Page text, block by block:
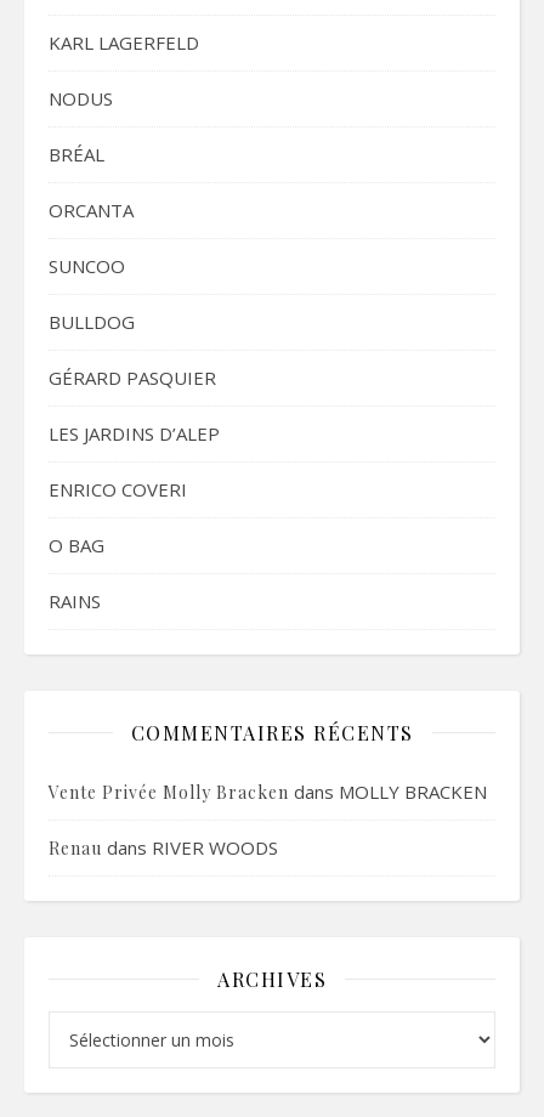
KARL LAGERFELD
NODUS
BRÉAL
ORCANTA
SUNCOO
BULLDOG
GÉRARD PASQUIER
LES JARDINS D’ALEP
ENRICO COVERI
O BAG
RAINS
COMMENTAIRES RÉCENTS
Vente Privée Molly Bracken dans MOLLY BRACKEN
Renau dans RIVER WOODS
ARCHIVES